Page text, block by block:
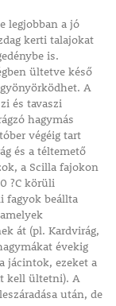
legjobban a jó
kerti talajokat
is.
ültetve késő
A
és tavaszi
hagymás
végéig tart
és a téltemető
a Scilla fajokon
?C körüli
fagyok beállta
át (pl. Kardvirág,
évekig
jácintok, ezeket a
kell ültetni). A
után, de